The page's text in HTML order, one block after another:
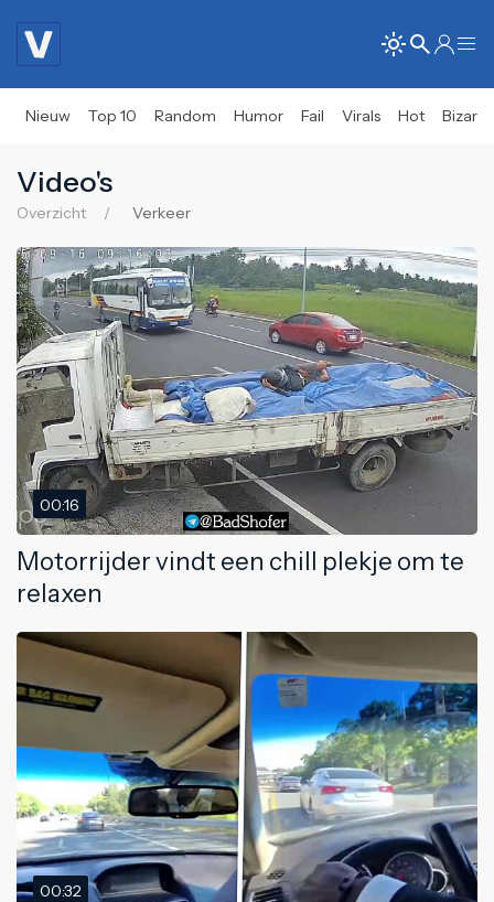
Nieuw Top 10 Random Humor Fail Virals Hot Bizar
Video's
Overzicht Verkeer
00:16
Motorrijder vindt een chill plekje om te
relaxen
00:32